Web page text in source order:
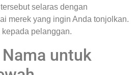
selaras dengan
merek yang ingin Anda tonjolkan.
pelanggan.
untuk